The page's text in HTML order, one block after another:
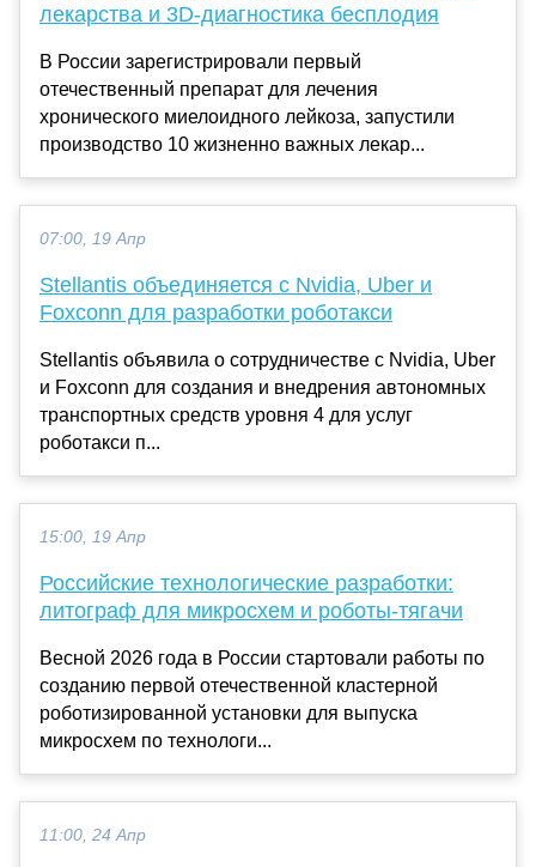
лекарства и 3D-диагностика бесплодия
В России зарегистрировали первый
отечественный препарат для лечения
хронического миелоидного лейкоза, запустили
производство 10 жизненно важных лекар...
07:00, 19 Апр
Stellantis объединяется с Nvidia, Uber и
Foxconn для разработки роботакси
Stellantis объявила о сотрудничестве с Nvidia, Uber
и Foxconn для создания и внедрения автономных
транспортных средств уровня 4 для услуг
роботакси п...
15:00, 19 Апр
Российские технологические разработки:
литограф для микросхем и роботы-тягачи
Весной 2026 года в России стартовали работы по
созданию первой отечественной кластерной
роботизированной установки для выпуска
микросхем по технологи...
11:00, 24 Апр